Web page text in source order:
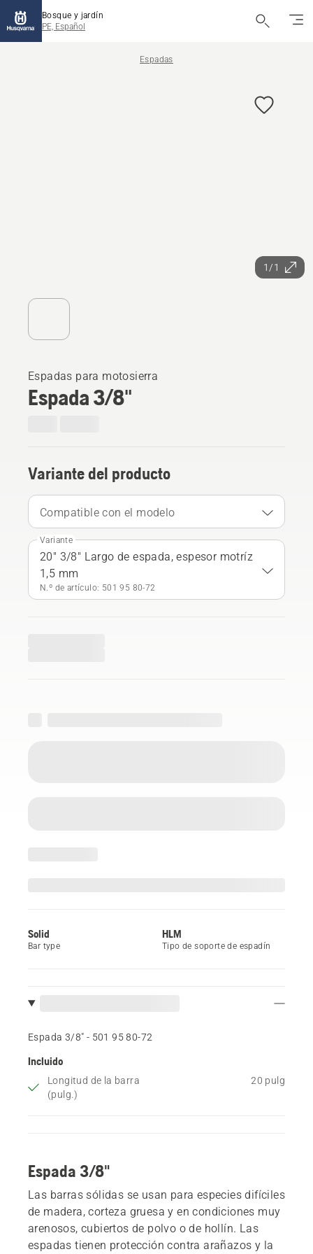
Bosque y jardín
PE, Español
Espadas
1/1
Espadas para motosierra
Espada 3/8"
Variante del producto
Compatible con el modelo
Variante
20" 3/8" Largo de espada, espesor motríz
1,5 mm
N.º de artículo: 501 95 80‑72
Solid
Bar type
HLM
Tipo de soporte de espadín
Espada 3/8" - 501 95 80‑72
Incluido
Longitud de la barra
(pulg.)
20 pulg
Espada 3/8"
Las barras sólidas se usan para especies difíciles
de madera, corteza gruesa y en condiciones muy
arenosos, cubiertos de polvo o de hollín. Las
espadas tienen protección contra arañazos y la